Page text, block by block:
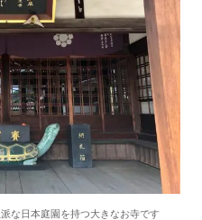
な日本庭園を持つ大きなお寺です